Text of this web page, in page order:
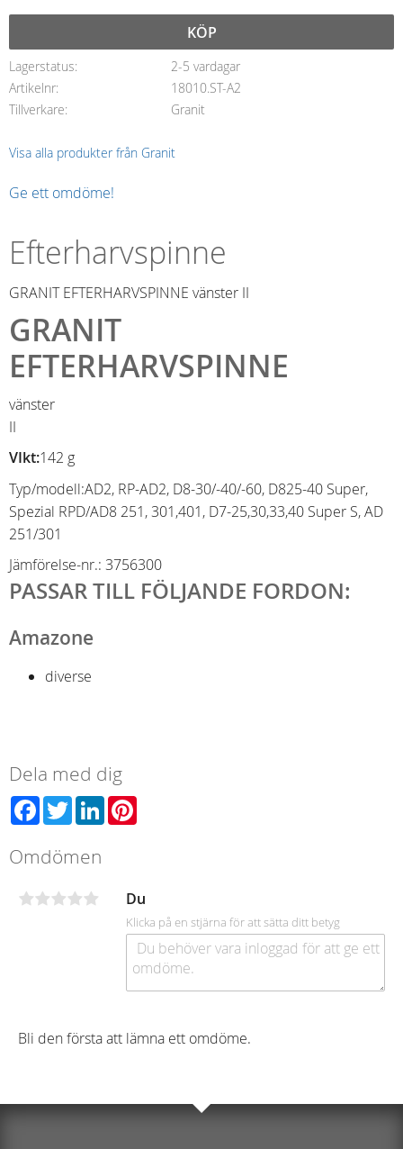
KÖP
Lagerstatus
2-5 vardagar
Artikelnr
18010.ST-A2
Tillverkare
Granit
Visa alla produkter från Granit
Ge ett omdöme!
Efterharvspinne
GRANIT EFTERHARVSPINNE vänster II
GRANIT
EFTERHARVSPINNE
vänster
II
VIkt:142 g
Typ/modell:AD2, RP-AD2, D8-30/-40/-60, D825-40 Super,
Spezial RPD/AD8 251, 301,401, D7-25,30,33,40 Super S, AD
251/301
Jämförelse-nr.: 3756300
PASSAR TILL FÖLJANDE FORDON:
Amazone
diverse
Dela med dig
Facebook
TwitterLinkedIn
Omdömen
Du
Klicka på en stjärna för att sätta ditt betyg
Bli den första att lämna ett omdöme.